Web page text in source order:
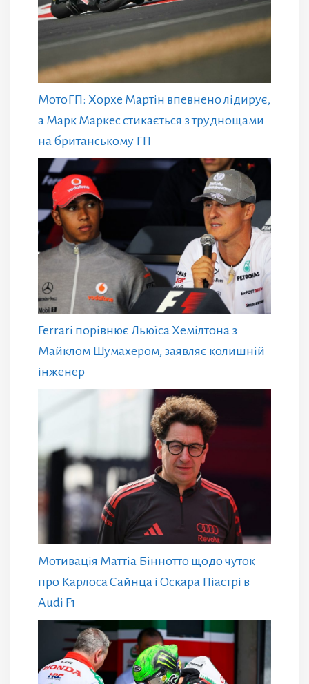
МотоГП: Хорхе Мартін впевнено лідирує,
а Марк Маркес стикається з труднощами
на британському ГП
Ferrari порівнює Льюїса Хемілтона з
Майклом Шумахером, заявляє колишній
інженер
Мотивація Маттіа Біннотто щодо чуток
про Карлоса Сайнца і Оскара Піастрі в
Audi F1